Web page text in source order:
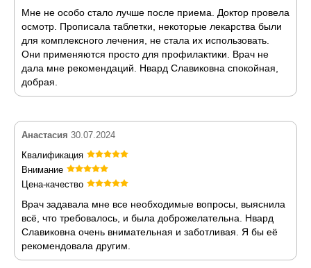
Мне не особо стало лучше после приема. Доктор провела
осмотр. Прописала таблетки, некоторые лекарства были
для комплексного лечения, не стала их использовать.
Они применяются просто для профилактики. Врач не
дала мне рекомендаций. Нвард Славиковна спокойная,
добрая.
Анастасия 30.07.2024
Квалификация
Внимание
Цена-качество
Врач задавала мне все необходимые вопросы, выяснила
всё, что требовалось, и была доброжелательна. Нвард
Славиковна очень внимательная и заботливая. Я бы её
рекомендовала другим.